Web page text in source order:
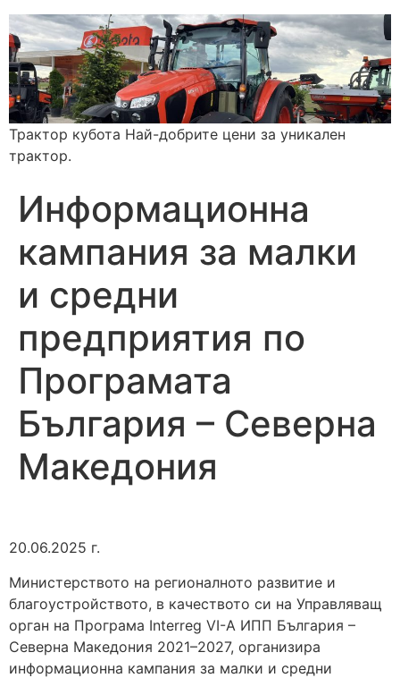
Трактор кубота Най-добрите цени за уникален
трактор.
Информационна
кампания за малки
и средни
предприятия по
Програмата
България – Северна
Македония
20.06.2025 г.
Министерството на регионалното развитие и
благоустройството, в качеството си на Управляващ
орган на Програма Interreg VI-A ИПП България –
Северна Македония 2021–2027, организира
информационна кампания за малки и средни